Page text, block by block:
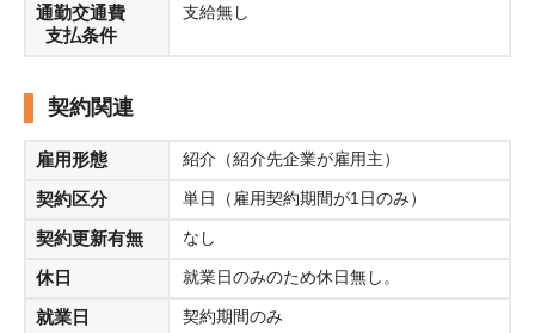
通勤交通費
支払条件
支給無し
契約関連
雇用形態 紹介（紹介先企業が雇用主）
契約区分 単日（雇用契約期間が1日のみ）
契約更新有無 なし
休日 就業日のみのため休日無し。
就業日 契約期間のみ